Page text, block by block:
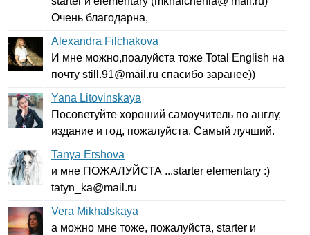
Очень благодарна,
Alexandra Filchakova
И мне можно,поалуйста тоже Total English на
почту still .91@mail .ru спасибо заранее))
Yana Litovinskaya
Посоветуйте хороший самоучитель по англу,
издание и год, пожалуйста. Самый лучший.
Tanya Ershova
и мне ПОЖАЛУЙСТА ...starter elementary :)
tatyn
ka@mail .ru
Vera Mikhalskaya
а можно мне тоже, пожалуйста, starter и